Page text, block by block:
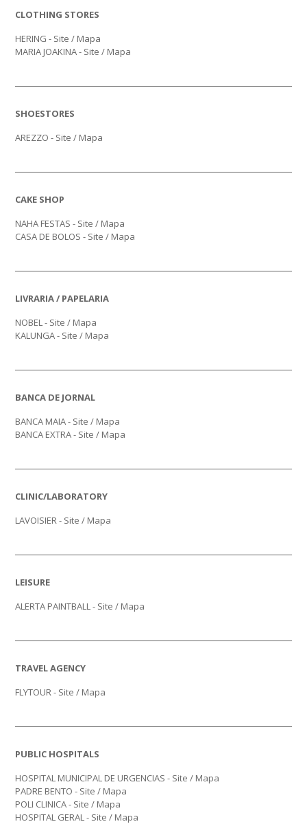
CLOTHING STORES
HERING - Site / Mapa
MARIA JOAKINA - Site / Mapa
SHOESTORES
AREZZO - Site / Mapa
CAKE SHOP
NAHA FESTAS - Site / Mapa
CASA DE BOLOS - Site / Mapa
LIVRARIA / PAPELARIA
NOBEL - Site / Mapa
KALUNGA - Site / Mapa
BANCA DE JORNAL
BANCA MAIA - Site / Mapa
BANCA EXTRA - Site / Mapa
CLINIC/LABORATORY
LAVOISIER - Site / Mapa
LEISURE
ALERTA PAINTBALL - Site / Mapa
TRAVEL AGENCY
FLYTOUR - Site / Mapa
PUBLIC HOSPITALS
HOSPITAL MUNICIPAL DE URGENCIAS - Site/ Mapa
PADRE BENTO - Site / Mapa
POLI CLINICA - Site / Mapa
HOSPITAL GERAL - Site / Mapa